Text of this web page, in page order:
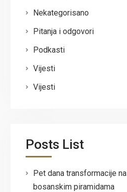
Nekategorisano
Pitanja i odgovori
Podkasti
Vijesti
Vijesti
Posts List
Pet dana transformacije na
bosanskim piramidama